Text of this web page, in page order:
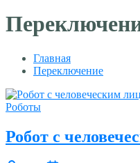
Главная
Переключение
Роботы
Робот с